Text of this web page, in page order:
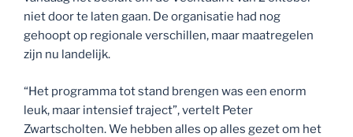
niet door te laten gaan. De organisatie had nog
gehoopt op regionale verschillen, maar maatregelen
zijn nu landelijk.
“Het programma tot stand brengen was een enorm
leuk, maar intensief traject”, vertelt Peter
Zwartscholten. We hebben alles op alles gezet om het